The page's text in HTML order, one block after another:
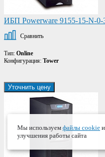
ИБП Powerware 9155-15-N-
Сравнить
Тип: Online
Конфигурация: Tower
Уточнить цену
Мы используем файлы cookie
улучшения работы сайта